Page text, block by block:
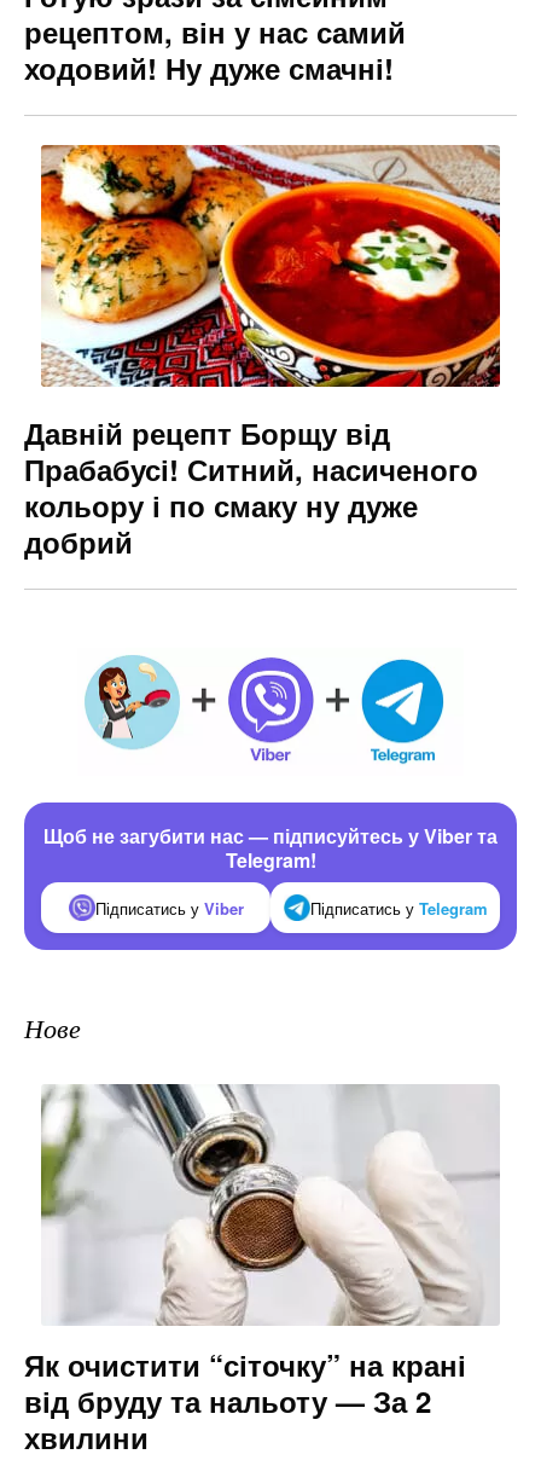
рецептом, він у нас самий
ходовий! Ну дуже смачні!
Давній рецепт Борщу від
Прабабусі! Ситний, насиченого
кольору і по смаку ну дуже
добрий
Щоб не загубити нас — підписуйтесь у Viber та
Telegram!
Підписатись у Viber Підписатись у Telegram
Нове
Як очистити “сіточку” на крані
від бруду та нальоту — За 2
хвилини